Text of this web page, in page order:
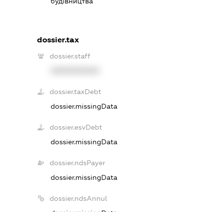
dossier.tax
dossier.staff
dossier.taxDebt
dossier.missingData
dossier.esvDebt
dossier.missingData
dossier.ndsPayer
dossier.missingData
dossier.ndsAnnul